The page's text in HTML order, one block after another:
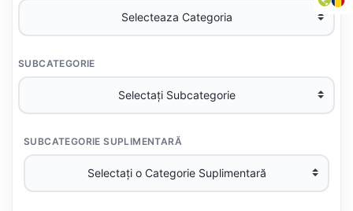
SUBCATEGORIE
SUBCATEGORIE SUPLIMENTARĂ